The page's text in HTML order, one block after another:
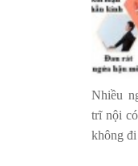
Nhiều
trĩ nội
không đi